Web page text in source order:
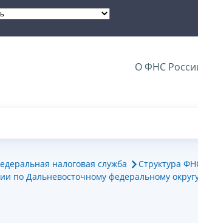
О ФНС
налоговая служба Структура
по Дальневосточному федеральному